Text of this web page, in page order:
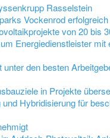
Rasselstein
Vockenrod
von 20 bis
Energiedienstleister mit
den besten
in Projekte
Hybridisierung für